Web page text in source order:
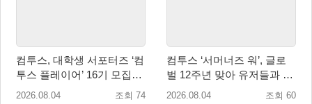
컴투스, 대학생 서포터즈 ‘컴
투스 플레이어’ 16기 모집
“게임·콘텐츠 인재 모여라!”
2026.08.04 조회 74
컴투스 ‘서머너즈 워’, 글로
벌 12주년 맞아 유저들과 함
께 ‘소환사의 숲’ 조성
2026.08.04 조회 60